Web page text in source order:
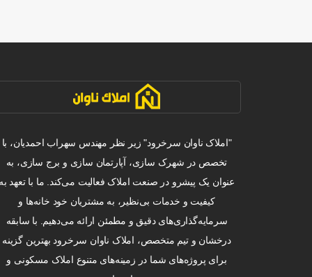
"املاک ناوان سرخرود" زیر نظر مهندس سهراب احمدیان، با
تخصص در شهرک سازی، آپارتمان سازی و برج سازی، به
عنوان یک پیشرو در صنعت املاک فعالیت می‌کند. ما با تعهد به
کیفیت و خدمات بی‌نظیر، به مشتریان خود خانه‌ها و
سرمایه‌گذاری‌های دقیق و مطمئن ارائه می‌دهیم. با سابقه
درخشان و تیم متخصص، املاک ناوان سرخرود بهترین گزینه
برای پروژه‌های شما در زمینه‌های متنوع املاک مسکونی و